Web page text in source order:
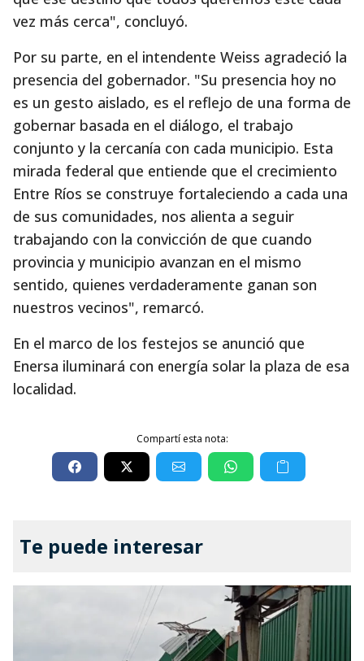
vez más cerca", concluyó.
Por su parte, en el intendente Weiss agradeció la
presencia del gobernador. "Su presencia hoy no
es un gesto aislado, es el reflejo de una forma de
gobernar basada en el diálogo, el trabajo
conjunto y la cercanía con cada municipio. Esta
mirada federal que entiende que el crecimiento
Entre Ríos se construye fortaleciendo a cada una
de sus comunidades, nos alienta a seguir
trabajando con la convicción de que cuando
provincia y municipio avanzan en el mismo
sentido, quienes verdaderamente ganan son
nuestros vecinos", remarcó.
En el marco de los festejos se anunció que
Enersa iluminará con energía solar la plaza de esa
localidad.
Compartí esta nota:
Te puede interesar